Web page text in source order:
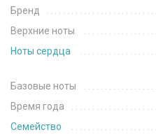
Бренд
Верхние ноты
Ноты сердца
Базовые ноты
Время года
Семейство